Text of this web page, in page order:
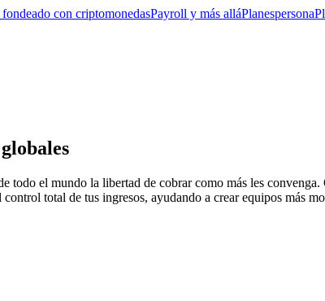
con criptomonedasPayroll y más alláPlanespersona
todo el mundo la libertad de cobrar como más les
total de tus ingresos, ayudando a crear equipos más